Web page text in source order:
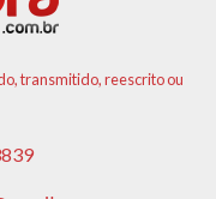
transmitido, reescrito ou